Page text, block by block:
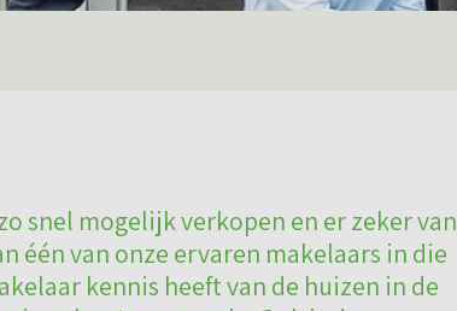
snel mogelijk verkopen en er zeker van
één van onze ervaren makelaars in die
kennis heeft van de huizen in de